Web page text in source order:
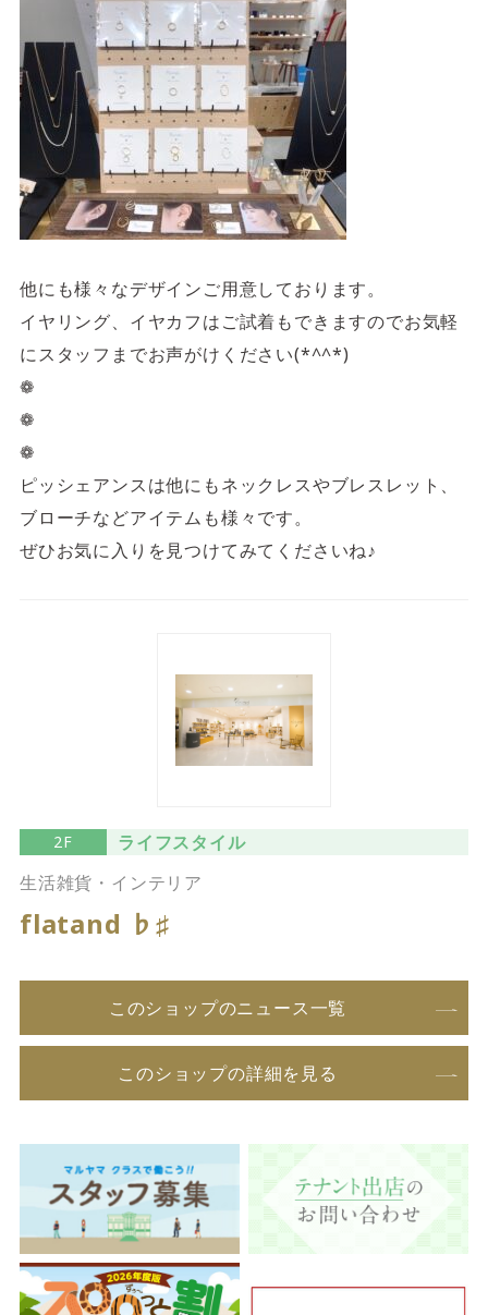
他にも様々なデザインご用意しております。
イヤリング、イヤカフはご試着もできますのでお気軽
にスタッフまでお声がけください(*^^*)
❁
❁
❁
ピッシェアンスは他にもネックレスやブレスレット、
ブローチなどアイテムも様々です。
ぜひお気に入りを見つけてみてくださいね♪
2F
ライフスタイル
生活雑貨・インテリア
flatand ♭♯
このショップのニュース一覧
このショップの詳細を見る